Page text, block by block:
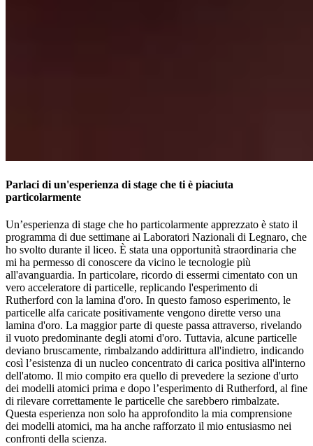
Parlaci di un'esperienza di stage che ti è piaciuta
particolarmente
Un’esperienza di stage che ho particolarmente apprezzato è stato il
programma di due settimane ai Laboratori Nazionali di Legnaro, che
ho svolto durante il liceo. È stata una opportunità straordinaria che
mi ha permesso di conoscere da vicino le tecnologie più
all'avanguardia. In particolare, ricordo di essermi cimentato con un
vero acceleratore di particelle, replicando l'esperimento di
Rutherford con la lamina d'oro. In questo famoso esperimento, le
particelle alfa caricate positivamente vengono dirette verso una
lamina d'oro. La maggior parte di queste passa attraverso, rivelando
il vuoto predominante degli atomi d'oro. Tuttavia, alcune particelle
deviano bruscamente, rimbalzando addirittura all'indietro, indicando
così l’esistenza di un nucleo concentrato di carica positiva all'interno
dell'atomo. Il mio compito era quello di prevedere la sezione d'urto
dei modelli atomici prima e dopo l’esperimento di Rutherford, al fine
di rilevare correttamente le particelle che sarebbero rimbalzate.
Questa esperienza non solo ha approfondito la mia comprensione
dei modelli atomici, ma ha anche rafforzato il mio entusiasmo nei
confronti della scienza.